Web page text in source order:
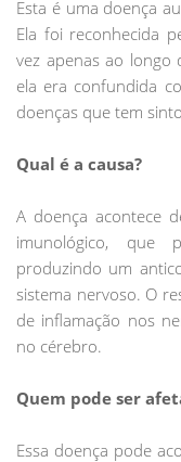
Esta é uma doença
Ela foi reconhecida
vez apenas ao longo
ela era confundida
doenças que tem
Qual é a causa?
A doença acontece
imunológico, que
produzindo um
sistema nervoso. O
de inflamação nos
no cérebro.
Quem pode ser
Essa doença pode